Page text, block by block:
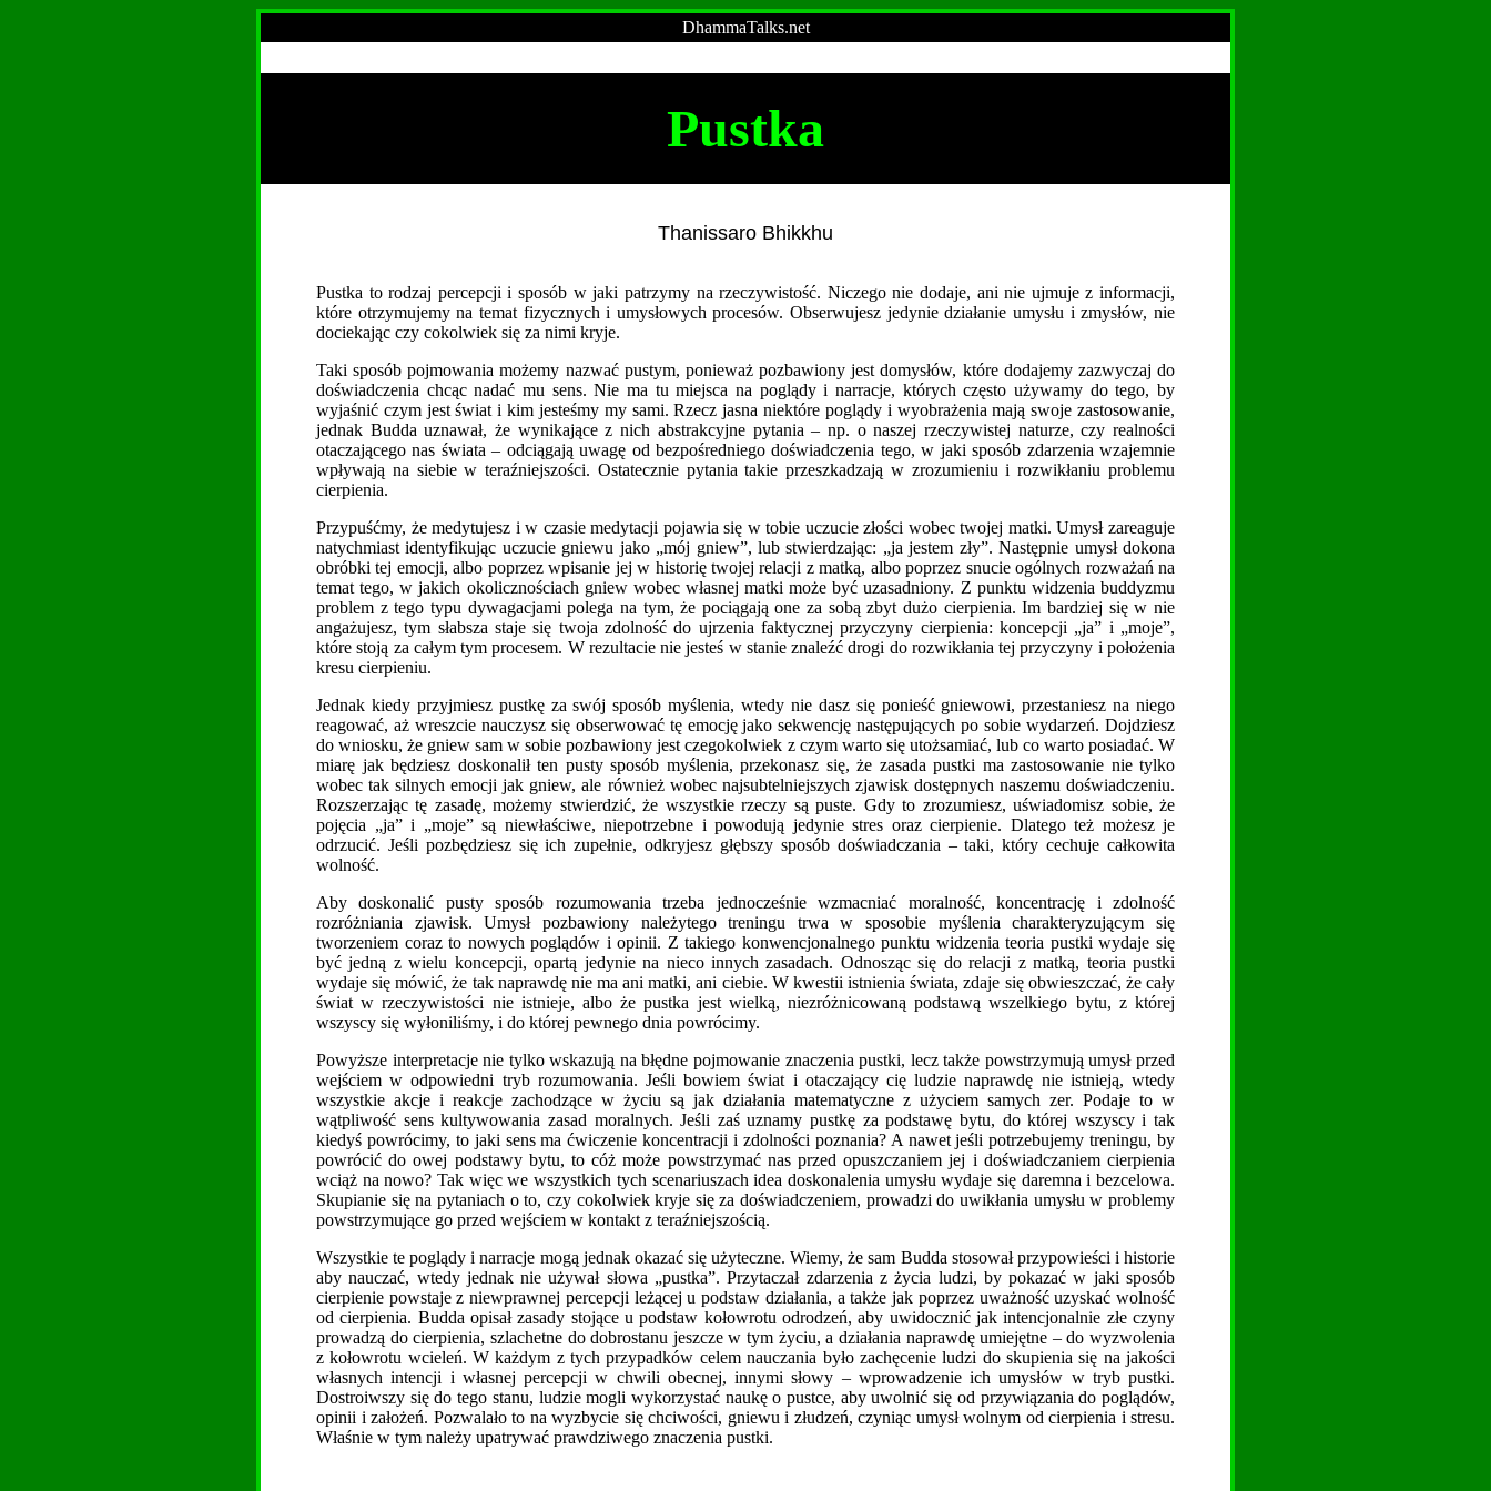
DhammaTalks.net
Pustka
Thanissaro Bhikkhu
Pustka to rodzaj percepcji i sposób w jaki patrzymy na rzeczywistość. Niczego nie dodaje, ani nie ujmuje z informacji,
które otrzymujemy na temat fizycznych i umysłowych procesów. Obserwujesz jedynie działanie umysłu i zmysłów, nie
dociekając czy cokolwiek się za nimi kryje.
Taki sposób pojmowania możemy nazwać pustym, ponieważ pozbawiony jest domysłów, które dodajemy zazwyczaj do
doświadczenia chcąc nadać mu sens. Nie ma tu miejsca na poglądy i narracje, których często używamy do tego, by
wyjaśnić czym jest świat i kim jesteśmy my sami. Rzecz jasna niektóre poglądy i wyobrażenia mają swoje zastosowanie,
jednak Budda uznawał, że wynikające z nich abstrakcyjne pytania – np. o naszej rzeczywistej naturze, czy realności
otaczającego nas świata – odciągają uwagę od bezpośredniego doświadczenia tego, w jaki sposób zdarzenia wzajemnie
wpływają na siebie w teraźniejszości. Ostatecznie pytania takie przeszkadzają w zrozumieniu i rozwikłaniu problemu
cierpienia.
Przypuśćmy, że medytujesz i w czasie medytacji pojawia się w tobie uczucie złości wobec twojej matki. Umysł zareaguje
natychmiast identyfikując uczucie gniewu jako „mój gniew”, lub stwierdzając: „ja jestem zły”. Następnie umysł dokona
obróbki tej emocji, albo poprzez wpisanie jej w historię twojej relacji z matką, albo poprzez snucie ogólnych rozważań na
temat tego, w jakich okolicznościach gniew wobec własnej matki może być uzasadniony. Z punktu widzenia buddyzmu
problem z tego typu dywagacjami polega na tym, że pociągają one za sobą zbyt dużo cierpienia. Im bardziej się w nie
angażujesz, tym słabsza staje się twoja zdolność do ujrzenia faktycznej przyczyny cierpienia: koncepcji „ja” i „moje”,
które stoją za całym tym procesem. W rezultacie nie jesteś w stanie znaleźć drogi do rozwikłania tej przyczyny i położenia
kresu cierpieniu.
Jednak kiedy przyjmiesz pustkę za swój sposób myślenia, wtedy nie dasz się ponieść gniewowi, przestaniesz na niego
reagować, aż wreszcie nauczysz się obserwować tę emocję jako sekwencję następujących po sobie wydarzeń. Dojdziesz
do wniosku, że gniew sam w sobie pozbawiony jest czegokolwiek z czym warto się utożsamiać, lub co warto posiadać. W
miarę jak będziesz doskonalił ten pusty sposób myślenia, przekonasz się, że zasada pustki ma zastosowanie nie tylko
wobec tak silnych emocji jak gniew, ale również wobec najsubtelniejszych zjawisk dostępnych naszemu doświadczeniu.
Rozszerzając tę zasadę, możemy stwierdzić, że wszystkie rzeczy są puste. Gdy to zrozumiesz, uświadomisz sobie, że
pojęcia „ja” i „moje” są niewłaściwe, niepotrzebne i powodują jedynie stres oraz cierpienie. Dlatego też możesz je
odrzucić. Jeśli pozbędziesz się ich zupełnie, odkryjesz głębszy sposób doświadczania – taki, który cechuje całkowita
wolność.
Aby doskonalić pusty sposób rozumowania trzeba jednocześnie wzmacniać moralność, koncentrację i zdolność
rozróżniania zjawisk. Umysł pozbawiony należytego treningu trwa w sposobie myślenia charakteryzującym się
tworzeniem coraz to nowych poglądów i opinii. Z takiego konwencjonalnego punktu widzenia teoria pustki wydaje się
być jedną z wielu koncepcji, opartą jedynie na nieco innych zasadach. Odnosząc się do relacji z matką, teoria pustki
wydaje się mówić, że tak naprawdę nie ma ani matki, ani ciebie. W kwestii istnienia świata, zdaje się obwieszczać, że cały
świat w rzeczywistości nie istnieje, albo że pustka jest wielką, niezróżnicowaną podstawą wszelkiego bytu, z której
wszyscy się wyłoniliśmy, i do której pewnego dnia powrócimy.
Powyższe interpretacje nie tylko wskazują na błędne pojmowanie znaczenia pustki, lecz także powstrzymują umysł przed
wejściem w odpowiedni tryb rozumowania. Jeśli bowiem świat i otaczający cię ludzie naprawdę nie istnieją, wtedy
wszystkie akcje i reakcje zachodzące w życiu są jak działania matematyczne z użyciem samych zer. Podaje to w
wątpliwość sens kultywowania zasad moralnych. Jeśli zaś uznamy pustkę za podstawę bytu, do której wszyscy i tak
kiedyś powrócimy, to jaki sens ma ćwiczenie koncentracji i zdolności poznania? A nawet jeśli potrzebujemy treningu, by
powrócić do owej podstawy bytu, to cóż może powstrzymać nas przed opuszczaniem jej i doświadczaniem cierpienia
wciąż na nowo? Tak więc we wszystkich tych scenariuszach idea doskonalenia umysłu wydaje się daremna i bezcelowa.
Skupianie się na pytaniach o to, czy cokolwiek kryje się za doświadczeniem, prowadzi do uwikłania umysłu w problemy
powstrzymujące go przed wejściem w kontakt z teraźniejszością.
Wszystkie te poglądy i narracje mogą jednak okazać się użyteczne. Wiemy, że sam Budda stosował przypowieści i historie
aby nauczać, wtedy jednak nie używał słowa „pustka”. Przytaczał zdarzenia z życia ludzi, by pokazać w jaki sposób
cierpienie powstaje z niewprawnej percepcji leżącej u podstaw działania, a także jak poprzez uważność uzyskać wolność
od cierpienia. Budda opisał zasady stojące u podstaw kołowrotu odrodzeń, aby uwidocznić jak intencjonalnie złe czyny
prowadzą do cierpienia, szlachetne do dobrostanu jeszcze w tym życiu, a działania naprawdę umiejętne – do wyzwolenia
z kołowrotu wcieleń. W każdym z tych przypadków celem nauczania było zachęcenie ludzi do skupienia się na jakości
własnych intencji i własnej percepcji w chwili obecnej, innymi słowy – wprowadzenie ich umysłów w tryb pustki.
Dostroiwszy się do tego stanu, ludzie mogli wykorzystać naukę o pustce, aby uwolnić się od przywiązania do poglądów,
opinii i założeń. Pozwalało to na wyzbycie się chciwości, gniewu i złudzeń, czyniąc umysł wolnym od cierpienia i stresu.
Właśnie w tym należy upatrywać prawdziwego znaczenia pustki.